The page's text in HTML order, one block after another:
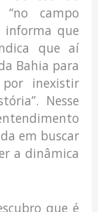
campo
informa que
que aí
Bahia para
por inexistir
Nesse
em buscar
a dinâmica
que é